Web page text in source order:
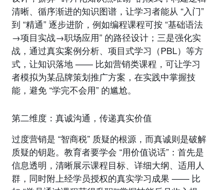
清晰、循序渐进的知识图谱，让学习者能从 “入门”
到 “精通” 逐步进阶，例如编程课程可按 “基础语法
→项目实战→职场应用” 的路径设计；三是强化实
战，通过真实案例分析、项目式学习（PBL）等方
式，让知识落地 —— 比如营销类课程，可让学习
者模拟为某品牌策划推广方案，在实践中掌握技
能，避免 “学完不会用” 的尴尬。
第二维度：真诚沟通，传递真实价值
过度营销是 “智商税” 质疑的根源，而真诚则是破解
质疑的钥匙。教育者要学会 “用价值说话”：首先是
信息透明，清晰展示课程目标、详细大纲、适用人
群，同时附上经学员授权的真实学习成果 —— 比